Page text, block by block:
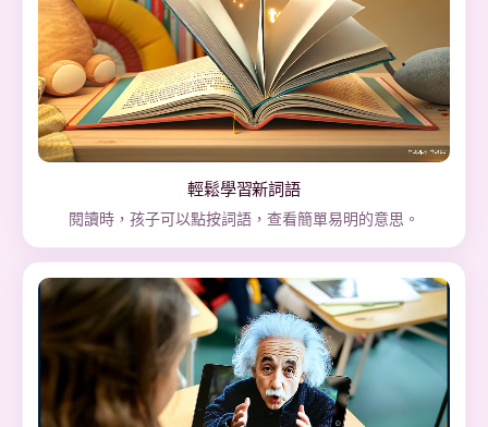
輕鬆學習新詞語
閱讀時，孩子可以點按詞語，查看簡單易明的意思。